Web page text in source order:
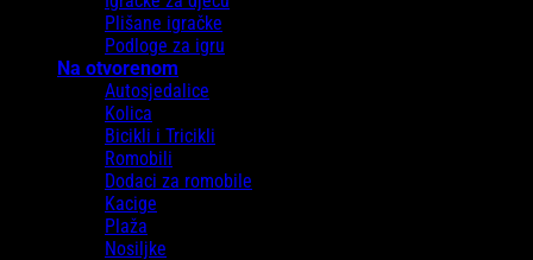
Plišane igračke
Podloge za igru
Na otvorenom
Autosjedalice
Kolica
Bicikli i Tricikli
Romobili
Dodaci za romobile
Kacige
Plaža
Nosiljke